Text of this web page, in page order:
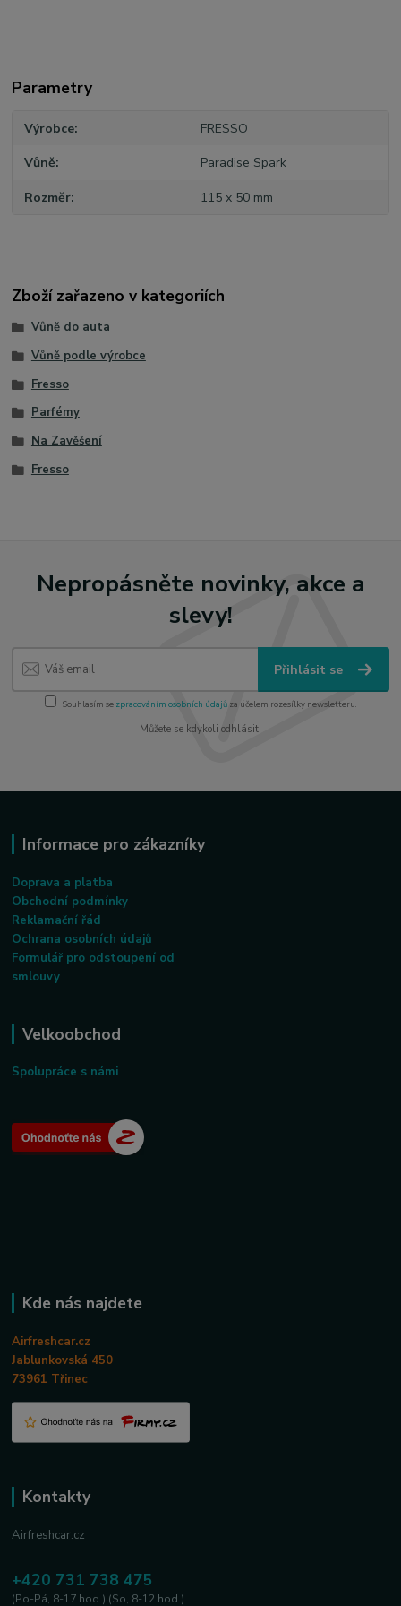
Parametry
Výrobce FRESSO
Vůně Paradise Spark
Rozměr 115 x 50 mm
Zboží zařazeno v kategoriích
Vůně do auta
Vůně podle výrobce
Fresso
Parfémy
Na Zavěšení
Fresso
Nepropásněte novinky, akce a
slevy!
Přihlásit se
Souhlasím se zpracováním osobních údajůza účelem rozesílky newsletteru.
Můžete se kdykoli odhlásit.
Informace pro zákazníky
Doprava a platba
Obchodní podmínky
Reklamační řád
Ochrana osobních údajů
Formulář pro odstoupení od
smlouvy
Velkoobchod
Spolupráce s námi
Kde nás najdete
Airfreshcar.cz
Jablunkovská 450
73961 Třinec
Kontakty
Airfreshcar.cz
+420 731 738 475
(Po-Pá, 8-17 hod.) (So, 8-12 hod.)